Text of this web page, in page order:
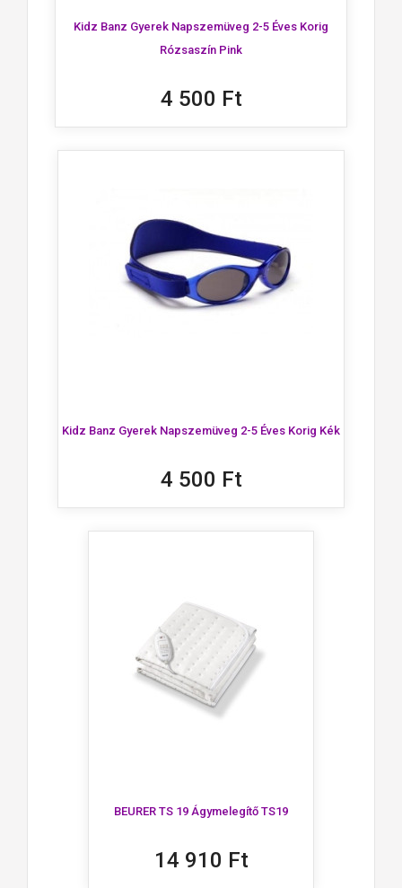
Kidz Banz Gyerek Napszemüveg 2-5 Éves Korig
Rózsaszín Pink
4 500 Ft
Kidz Banz Gyerek Napszemüveg 2-5 Éves Korig Kék
4 500 Ft
BEURER TS 19 Ágymelegítő TS19
14 910 Ft